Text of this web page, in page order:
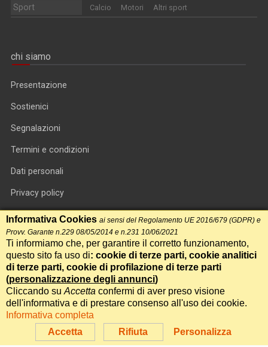
Sport Calcio Motori Altri sport
chi siamo
Presentazione
Sostienici
Segnalazioni
Termini e condizioni
Dati personali
Privacy policy
Informativa cookie
RSS feed
RSS Top News
Contatti
International Communication S.r.l. • P.IVA 14478081004 • Testata
giornalistica n.191, reg. Tribunale di Roma del 14/12/2017
Accetta Rifiuta Personalizza
Informativa Cookies ai sensi del Regolamento UE 2016/679 (GDPR) e
Provv. Garante n.229 08/05/2014 e n.231 10/06/2021
Ti informiamo che, per garantire il corretto funzionamento,
questo sito fa uso di: cookie di terze parti, cookie analitici
di terze parti, cookie di profilazione di terze parti
(personalizzazione degli annunci)
Cliccando su Accetta confermi di aver preso visione
dell'informativa e di prestare consenso all'uso dei cookie.
Informativa completa